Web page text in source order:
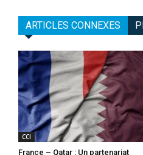
ARTICLES CONNEXES
CCI
France – Qatar : Un partenariat